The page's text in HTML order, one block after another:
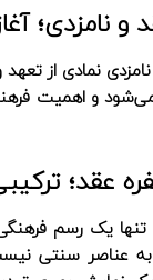
و نامزدی؛
نمادی از
می‌شود و اهمیت
عقد؛
یک رسم
عناصر سنتی